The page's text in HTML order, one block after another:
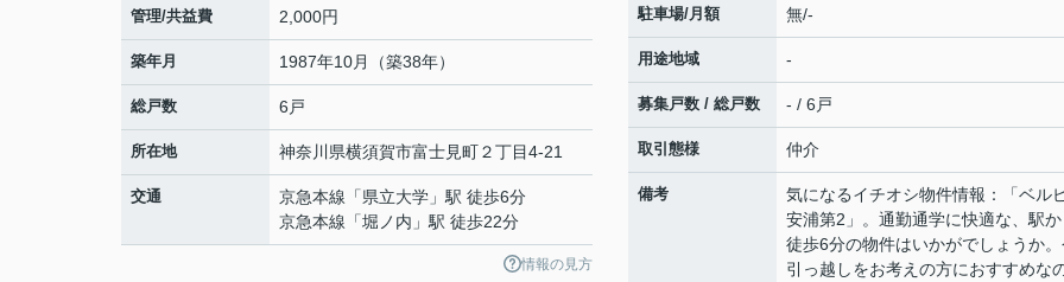
管理/共益費 2,000円
築年月 1987年10月（築38年）
総戸数 6戸
所在地 神奈川県横須賀市富士見町２丁目4‐21
交通 京急本線 「県立大学 」駅 徒歩6分
京急本線 「堀ノ内 」駅 徒歩22分
情報の見方
駐車場/月額 無/-
用途地域 -
募集戸数 / 総戸数 - / 6戸
取引態様 仲介
備考
気になるイチオシ物件情報：「ベル
安浦第2」。通勤通学に快適な、駅か
徒歩6分の物件はいかがでしょうか。
引っ越しをお考えの方におすすめな